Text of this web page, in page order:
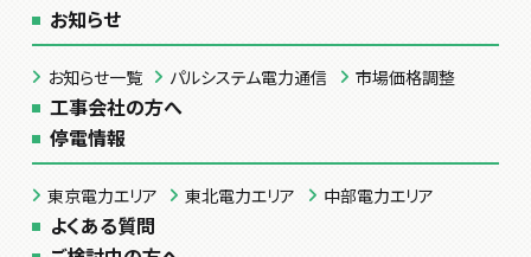
お知らせ
お知らせ一覧 パルシステム電力通信 市場価格調整
工事会社の方へ
停電情報
東京電力エリア 東北電力エリア 中部電力エリア
よくある質問